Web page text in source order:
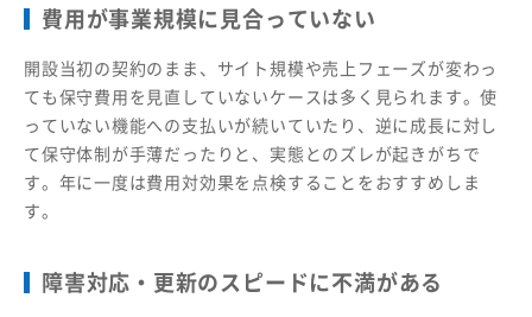
費用が事業規模に見合っていない
開設当初の契約のまま、サイト規模や売上フェーズが変わっ
ても保守費用を見直していないケースは多く見られます。使
っていない機能への支払いが続いていたり、逆に成長に対し
て保守体制が手薄だったりと、実態とのズレが起きがちで
す。年に一度は費用対効果を点検することをおすすめしま
す。
障害対応・更新のスピードに不満がある